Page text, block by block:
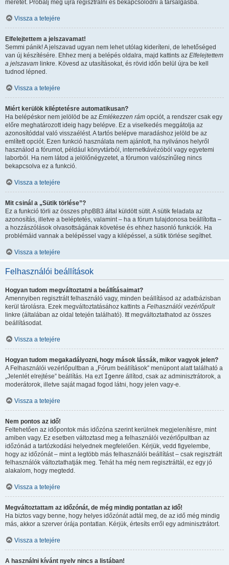
méretét. Próbálj meg újra regisztrálni és bekapcsolódni a társalgásba.
Vissza a tetejére
Elfelejtettem a jelszavamat!
Semmi pánik! A jelszavad ugyan nem lehet utólag kideríteni, de lehetőséged
van új készítésére. Ehhez menj a belépés oldalra, majd kattints az Elfelejtettem
a jelszavam linkre. Kövesd az utasításokat, és rövid időn belül újra be kell
tudnod lépned.
Vissza a tetejére
Miért kerülök kiléptetésre automatikusan?
Ha belépéskor nem jelölöd be az Emlékezzen rám opciót, a rendszer csak egy
előre meghatározott ideig hagy belépve. Ez a viselkedés meggátolja az
azonosítóddal való visszaélést. A tartós belépve maradáshoz jelöld be az
említett opciót. Ezen funkció használata nem ajánlott, ha nyilvános helyről
használod a fórumot, például könyvtárból, internetkávézóból vagy egyetemi
laborból. Ha nem látod a jelölőnégyzetet, a fórumon valószínűleg nincs
bekapcsolva ez a funkció.
Vissza a tetejére
Mit csinál a „Sütik törlése”?
Ez a funkció törli az összes phpBB3 által küldött sütit. A sütik feladata az
azonosítás, illetve a beléptetés, valamint – ha a fórum tulajdonosa beállította –
a hozzászólások olvasottságának követése és ehhez hasonló funkciók. Ha
problémáid vannak a belépéssel vagy a kilépéssel, a sütik törlése segíthet.
Vissza a tetejére
Felhasználói beállítások
Hogyan tudom megváltoztatni a beállításaimat?
Amennyiben regisztrált felhasználó vagy, minden beállításod az adatbázisban
kerül tárolásra. Ezek megváltoztatásához kattints a Felhasználói vezérlőpult
linkre (általában az oldal tetején található). Itt megváltoztathatod az összes
beállításodat.
Vissza a tetejére
Hogyan tudom megakadályozni, hogy mások lássák, mikor vagyok jelen?
A Felhasználói vezérlőpultban a „Fórum beállítások” menüpont alatt található a
„Jelenlét elrejtése” beállítás. Ha ezt Igenre állítod, csak az adminisztrátorok, a
moderátorok, illetve saját magad fogod látni, hogy jelen vagy-e.
Vissza a tetejére
Nem pontos az idő!
Feltehetően az időpontok más időzóna szerint kerülnek megjelenítésre, mint
amiben vagy. Ez esetben változtasd meg a felhasználói vezérlőpultban az
időzónád a tartózkodási helyednek megfelelően. Kérjük, vedd figyelembe,
hogy az időzónát – mint a legtöbb más felhasználói beállítást – csak regisztrált
felhasználók változtathatják meg. Tehát ha még nem regisztráltál, ez egy jó
alakalom, hogy megtedd.
Vissza a tetejére
Megváltoztattam az időzónát, de még mindig pontatlan az idő!
Ha biztos vagy benne, hogy helyes időzónát adtál meg, de az idő még mindig
más, akkor a szerver órája pontatlan. Kérjük, értesíts erről egy adminisztrátort.
Vissza a tetejére
A használni kívánt nyelv nincs a listában!